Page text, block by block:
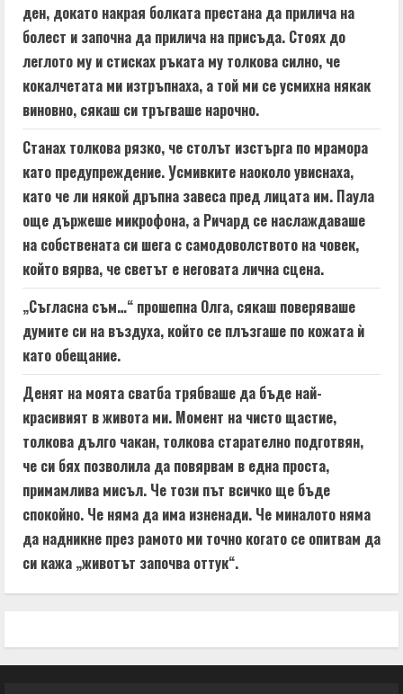
ден, докато накрая болката престана да прилича на
болест и започна да прилича на присъда. Стоях до
леглото му и стисках ръката му толкова силно, че
кокалчетата ми изтръпнаха, а той ми се усмихна някак
виновно, сякаш си тръгваше нарочно.
Станах толкова рязко, че столът изстърга по мрамора
като предупреждение. Усмивките наоколо увиснаха,
като че ли някой дръпна завеса пред лицата им. Паула
още държеше микрофона, а Ричард се наслаждаваше
на собствената си шега с самодоволството на човек,
който вярва, че светът е неговата лична сцена.
„Съгласна съм…“ прошепна Олга, сякаш поверяваше
думите си на въздуха, който се плъзгаше по кожата ѝ
като обещание.
Денят на моята сватба трябваше да бъде най-
красивият в живота ми. Момент на чисто щастие,
толкова дълго чакан, толкова старателно подготвян,
че си бях позволила да повярвам в една проста,
примамлива мисъл. Че този път всичко ще бъде
спокойно. Че няма да има изненади. Че миналото няма
да надникне през рамото ми точно когато се опитвам да
си кажа „животът започва оттук“.